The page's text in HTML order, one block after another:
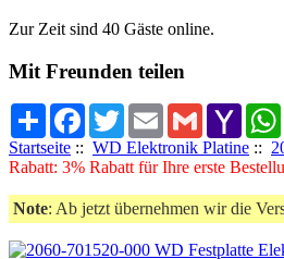
Zur Zeit sind 40 Gäste online.
Mit Freunden teilen
Share Facebook
TwitterEmail Gmail
Mail
Startseite :: WD Elektronik Platine ::
Rabatt: 3% Rabatt für Ihre erste
Note: Ab jetzt übernehmen wir die